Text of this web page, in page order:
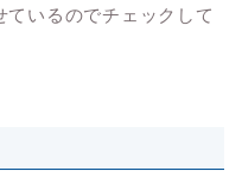
いるのでチェックして